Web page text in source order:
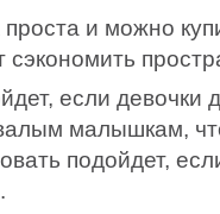
и можно
сэкономить
если девочки
малышкам,
подойдет,